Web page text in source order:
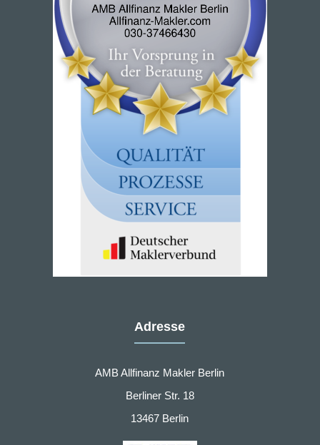
Adresse
AMB Allfinanz Makler Berlin
Berliner Str. 18
13467 Berlin